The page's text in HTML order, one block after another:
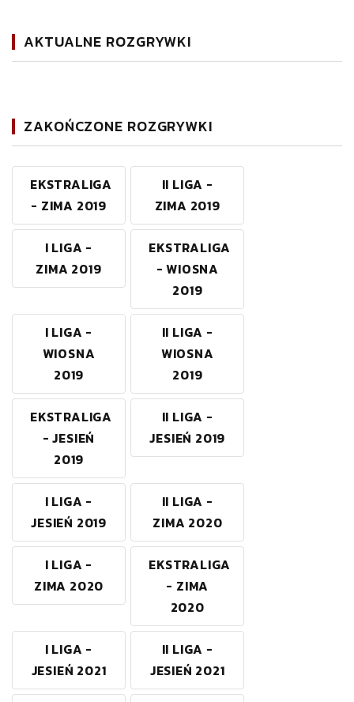
AKTUALNE ROZGRYWKI
ZAKOŃCZONE ROZGRYWKI
EKSTRALIGA
- ZIMA 2019
II LIGA -
ZIMA 2019
I LIGA -
ZIMA 2019
EKSTRALIGA
- WIOSNA
2019
I LIGA -
WIOSNA
2019
II LIGA -
WIOSNA
2019
EKSTRALIGA
- JESIEŃ
2019
II LIGA -
JESIEŃ 2019
I LIGA -
JESIEŃ 2019
II LIGA -
ZIMA 2020
I LIGA -
ZIMA 2020
EKSTRALIGA
- ZIMA
2020
I LIGA -
JESIEŃ 2021
II LIGA -
JESIEŃ 2021